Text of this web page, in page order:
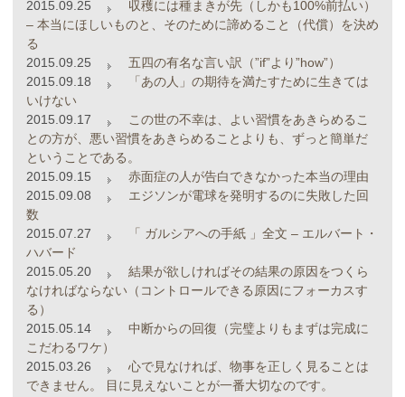
2015.09.25
収穫には種まきが先（しかも100%前払い）
– 本当にほしいものと、そのために諦めること（代償）を決め
る
2015.09.25
五四の有名な言い訳（”if”より”how”）
2015.09.18
「あの人」の期待を満たすために生きては
いけない
2015.09.17
この世の不幸は、よい習慣をあきらめるこ
との方が、悪い習慣をあきらめることよりも、ずっと簡単だ
ということである。
2015.09.15
赤面症の人が告白できなかった本当の理由
2015.09.08
エジソンが電球を発明するのに失敗した回
数
2015.07.27
「 ガルシアへの手紙 」全文 – エルバート・
ハバード
2015.05.20
結果が欲しければその結果の原因をつくら
なければならない（コントロールできる原因にフォーカスす
る）
2015.05.14
中断からの回復（完璧よりもまずは完成に
こだわるワケ）
2015.03.26
心で見なければ、物事を正しく見ることは
できません。 目に見えないことが一番大切なのです。